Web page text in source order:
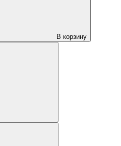
В корзину